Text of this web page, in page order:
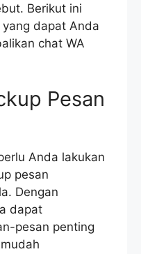
Berikut ini
dapat Anda
chat WA
Pesan
Anda lakukan
pesan
Dengan
dapat
pesan penting